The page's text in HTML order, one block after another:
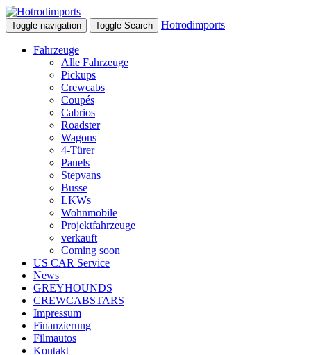
Toggle navigation Toggle Search Hotrodimports
Fahrzeuge
Alle Fahrzeuge
Pickups
Crewcabs
Coupés
Cabrios
Roadster
Wagons
4-Türer
Panels
Stepvans
Busse
LKWs
Wohnmobile
Projektfahrzeuge
verkauft
Coming soon
US CAR Service
News
GREYHOUNDS
CREWCABSTARS
Impressum
Finanzierung
Filmautos
Kontakt